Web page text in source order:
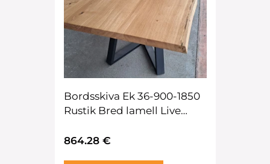
Bordsskiva Ek 36-900-1850
Rustik Bred lamell Live
864.28 €